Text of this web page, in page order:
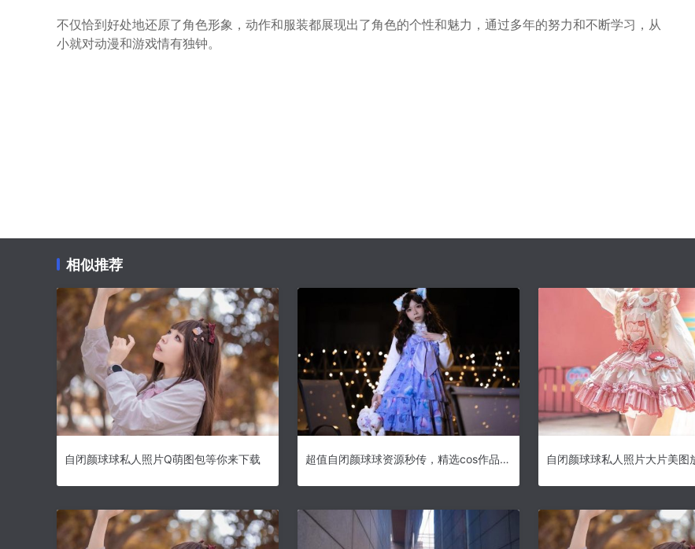
不仅恰到好处地还原了角色形象，动作和服装都展现出了角色的个性和魅力，通过多年的努力和不断学习，从
小就对动漫和游戏情有独钟。
相似推荐
自闭颜球球私人照片Q萌图包等你来下载 超值自闭颜球球资源秒传，精选cos作品图包领先